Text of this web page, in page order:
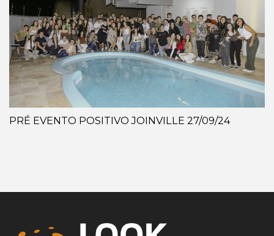
PRÉ EVENTO POSITIVO JOINVILLE 27/09/24